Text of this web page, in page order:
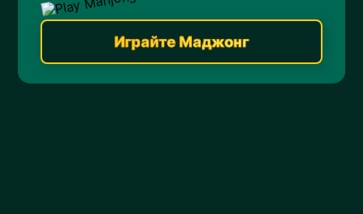
Играйте Маджонг